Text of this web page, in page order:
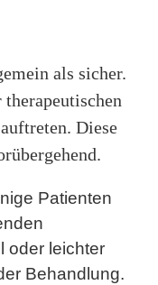
als sicher.
Diese
Patienten
oder leichter
Behandlung.